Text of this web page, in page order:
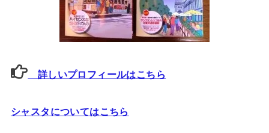
詳しいプロフィールはこちら
シャスタについてはこちら